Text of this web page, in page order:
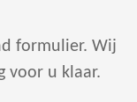
formulier. Wij
voor u klaar.